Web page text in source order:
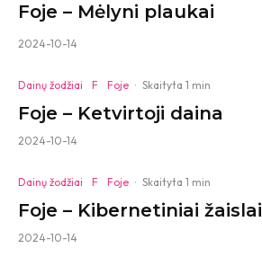
Foje – Mėlyni plaukai
2024-10-14
Dainų žodžiai F Foje · Skaityta 1 min
Foje – Ketvirtoji daina
2024-10-14
Dainų žodžiai F Foje · Skaityta 1 min
Foje – Kibernetiniai žaislai
2024-10-14